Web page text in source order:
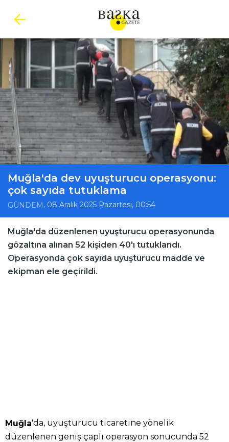
Muğla'da dev uyuşturucu operasyonu:
çok sayıda tutuklama
GÜNDEM, 08 Aralık 2025 Pazartesi, 00:54
Muğla'da düzenlenen uyuşturucu operasyonunda
gözaltına alınan 52 kişiden 40'ı tutuklandı.
Operasyonda çok sayıda uyuşturucu madde ve
ekipman ele geçirildi.
Muğla'da, uyuşturucu ticaretine yönelik
düzenlenen geniş çaplı operasyon sonucunda 52